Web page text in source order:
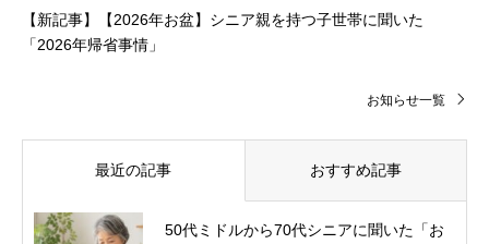
【新記事】【2026年お盆】シニア親を持つ子世帯に聞いた
「2026年帰省事情」
お知らせ一覧
最近の記事 おすすめ記事
50代ミドルから70代シニアに聞いた「お